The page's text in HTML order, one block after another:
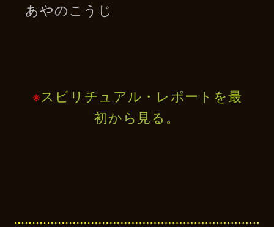
あやのこうじ
※スピリチュアル・レポートを最
初から見る。